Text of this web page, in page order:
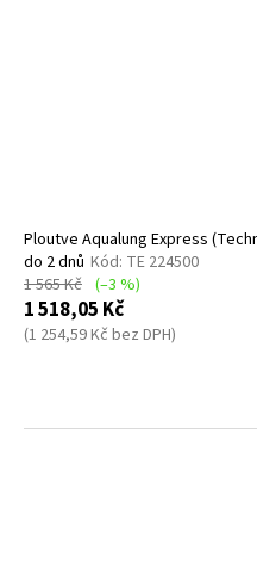
Ploutve Aqualung Express
do 2 dnů Kód: TE 224500
1 565 Kč (–3 %)
1 518,05 Kč
(1 254,59 Kč bez DPH)